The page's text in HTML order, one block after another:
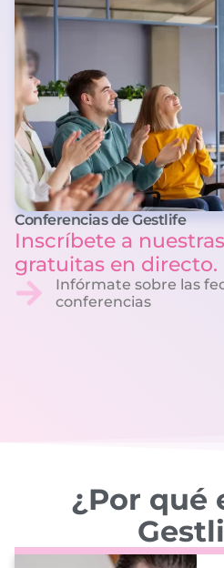
Conferencias de Gestlife
Inscríbete a
gratuitas en directo.
Infórmate sobre las
conferencias
¿Por qué